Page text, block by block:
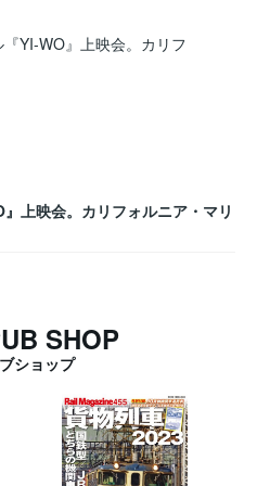
上映会。カリフォルニア・マリ
SHOP
ショップ